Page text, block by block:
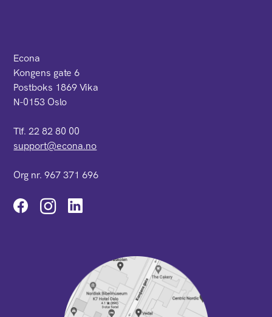
Econa
Kongens gate 6
Postboks 1869 Vika
N-0153 Oslo
Tlf. 22 82 80 00
support@econa.no
Org nr. 967 371 696
Instagram